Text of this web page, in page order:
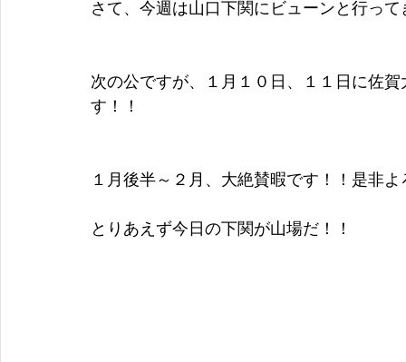
さて、今週は山口下関にビューンと行っ
次の公ですが、１月１０日、１１日に佐
す！！
１月後半～２月、大絶賛暇です！！是非
とりあえず今日の下関が山場だ！！